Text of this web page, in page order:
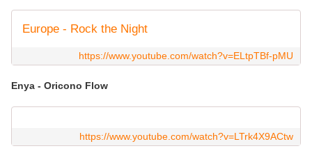
Europe - Rock the Night
https://www.youtube.com/watch?v=ELtpTBf-pMU
Enya - Oricono Flow
https://www.youtube.com/watch?v=LTrk4X9ACtw